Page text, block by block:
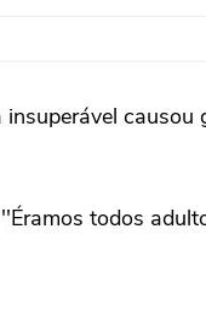
causou
todos